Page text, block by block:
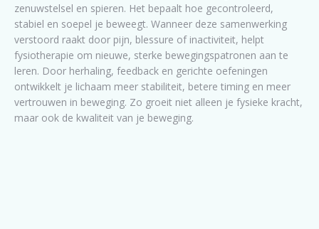
zenuwstelsel en spieren. Het bepaalt hoe gecontroleerd,
stabiel en soepel je beweegt. Wanneer deze samenwerking
verstoord raakt door pijn, blessure of inactiviteit, helpt
fysiotherapie om nieuwe, sterke bewegingspatronen aan te
leren. Door herhaling, feedback en gerichte oefeningen
ontwikkelt je lichaam meer stabiliteit, betere timing en meer
vertrouwen in beweging. Zo groeit niet alleen je fysieke kracht,
maar ook de kwaliteit van je beweging.